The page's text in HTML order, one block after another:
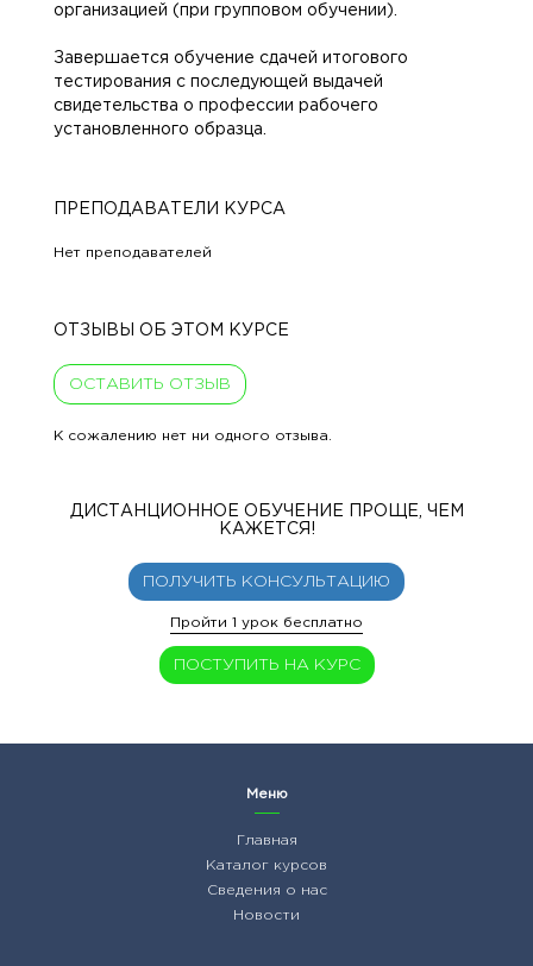
организацией (при групповом обучении).
Завершается обучение сдачей итогового
тестирования с последующей выдачей
свидетельства о профессии рабочего
установленного образца.
ПРЕПОДАВАТЕЛИ КУРСА
Нет преподавателей
ОТЗЫВЫ ОБ ЭТОМ КУРСЕ
ОСТАВИТЬ ОТЗЫВ
К сожалению нет ни одного отзыва.
ДИСТАНЦИОННОЕ ОБУЧЕНИЕ ПРОЩЕ, ЧЕМ
КАЖЕТСЯ!
ПОЛУЧИТЬ КОНСУЛЬТАЦИЮ
Пройти 1 урок бесплатно
ПОСТУПИТЬ НА КУРС
Меню
Главная
Каталог курсов
Сведения о нас
Новости